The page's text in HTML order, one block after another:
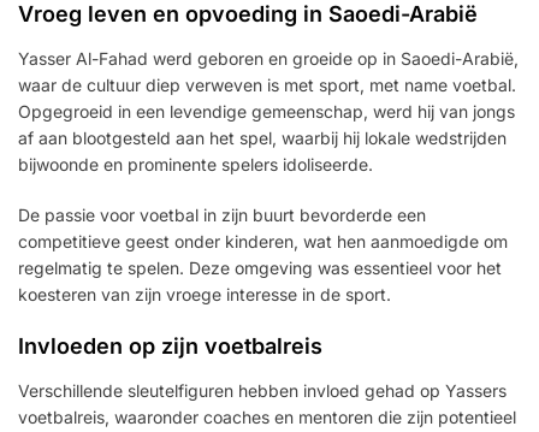
Vroeg leven en opvoeding in Saoedi-Arabië
Yasser Al-Fahad werd geboren en groeide op in Saoedi-Arabië,
waar de cultuur diep verweven is met sport, met name voetbal.
Opgegroeid in een levendige gemeenschap, werd hij van jongs
af aan blootgesteld aan het spel, waarbij hij lokale wedstrijden
bijwoonde en prominente spelers idoliseerde.
De passie voor voetbal in zijn buurt bevorderde een
competitieve geest onder kinderen, wat hen aanmoedigde om
regelmatig te spelen. Deze omgeving was essentieel voor het
koesteren van zijn vroege interesse in de sport.
Invloeden op zijn voetbalreis
Verschillende sleutelfiguren hebben invloed gehad op Yassers
voetbalreis, waaronder coaches en mentoren die zijn potentieel